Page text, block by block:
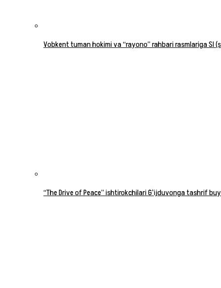
Vobkent tuman hokimi va “rayono” rahbari rasmlariga
“The Drive of Peace” ishtirokchilari Gʻijduvonga tashrif